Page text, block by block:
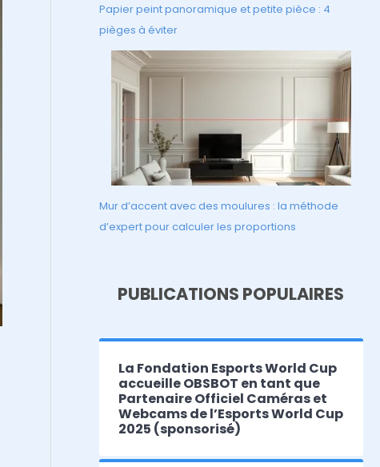
Papier peint panoramique et petite pièce : 4
pièges à éviter
Mur d’accent avec des moulures : la méthode
d’expert pour calculer les proportions
PUBLICATIONS POPULAIRES
La Fondation Esports World Cup
accueille OBSBOT en tant que
Partenaire Officiel Caméras et
Webcams de l’Esports World Cup
2025 (sponsorisé)